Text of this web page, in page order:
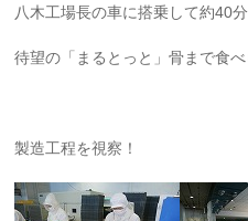
八木工場長の車に搭乗して約40分
待望の「まるとっと」骨まで食べ
製造工程を視察！